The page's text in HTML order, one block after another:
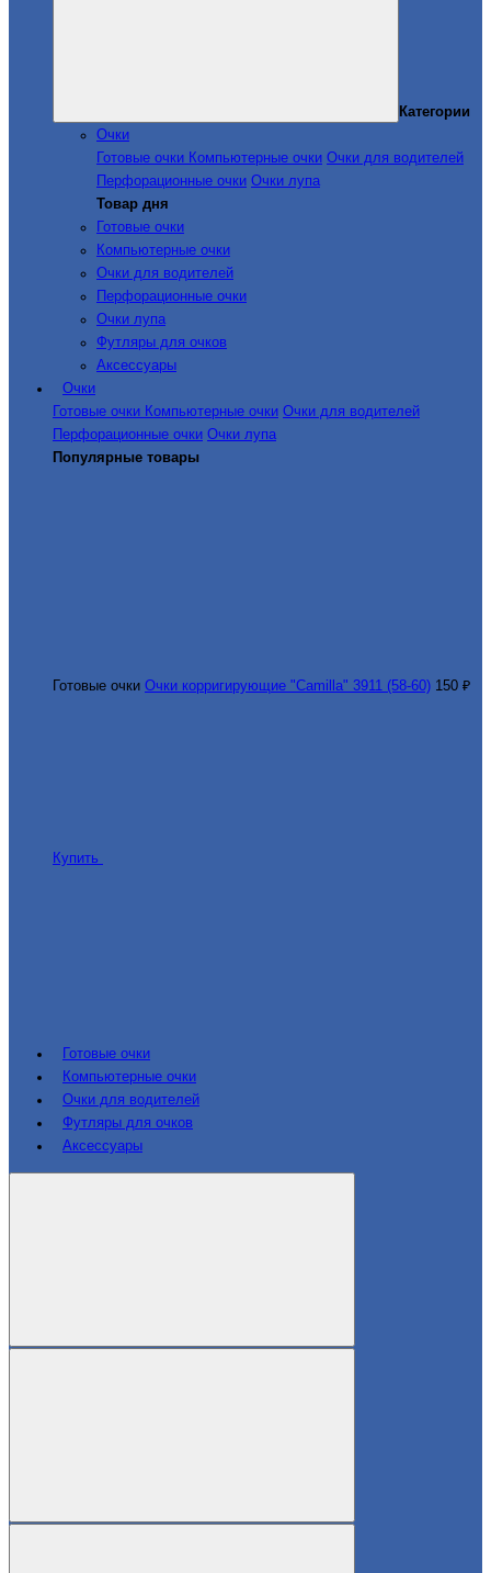
Категории
Очки
Готовые очки Компьютерные очки Очки для водителей
Перфорационные очки Очки лупа
Товар дня
Готовые очки
Компьютерные очки
Очки для водителей
Перфорационные очки
Очки лупа
Футляры для очков
Аксессуары
Очки
Готовые очки Компьютерные очки Очки для водителей
Перфорационные очки Очки лупа
Популярные товары
Готовые очки Очки корригирующие "Camilla" 3911 (58-60) 150 ₽
Купить
Готовые очки
Компьютерные очки
Очки для водителей
Футляры для очков
Аксессуары